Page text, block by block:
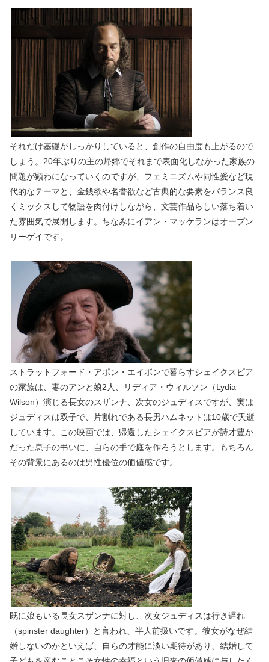
それだけ基礎がしっかりしていると、創作の自由度も上がるので
しょう。20年ぶりの主の帰郷でそれまで表面化しなかった家族の
問題が顕わになっていくのですが、フェミニズムや同性愛など現
代的なテーマと、金銭欲や名誉欲など古典的な要素をバランス良
くミックスして物語を肉付けしながら、文芸作品らしい落ち着い
た雰囲気で展開します。ちなみにイアン・マッケランはオープン
リーゲイです。
ストラットフォード・アポン・エイボンで暮らすシェイクスピア
の家族は、妻のアンと娘2人、リディア・ウィルソン（Lydia
Wilson）演じる長女のスザンナ、次女のジュディスですが、実は
ジュディスは双子で、片割れである長男ハムネットは10歳で夭逝
しています。この映画では、帰還したシェイクスピアが詩才豊か
だった息子の弔いに、自らの手で庭を作ろうとします。もちろん
その背景にあるのは男性優位の価値感です。
既に娘もいる長女スザンナに対し、次女ジュディスは行き遅れ
（spinster daughter）と言われ、半人前扱いです。彼女がなぜ結
婚しないのかといえば、自らの才能に淡い期待があり、結婚して